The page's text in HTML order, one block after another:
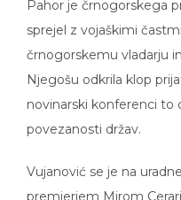
sprejel z vojaškimi
črnogorskemu vladarju
Njegošu odkrila klop
novinarski konferenci to
premierjem Mirom